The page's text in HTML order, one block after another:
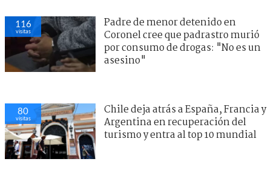
116
visitas
Padre de menor detenido en
Coronel cree que padrastro murió
por consumo de drogas: "No es un
asesino"
80
visitas
Chile deja atrás a España, Francia y
Argentina en recuperación del
turismo y entra al top 10 mundial